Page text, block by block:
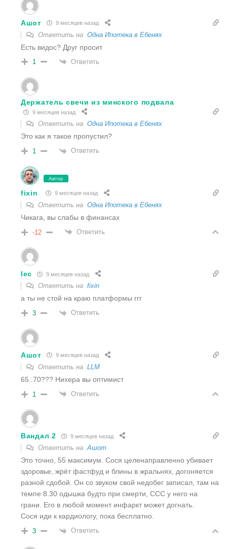
Ашот 9 месяцев назад
Ответить на Одна Ипотека в Ебенях
Есть видос? Друг просит
1 Ответить
Держатель свечи из минского подвала
9 месяцев назад
Ответить на Одна Ипотека в Ебенях
Это как я такое пропустил?
1 Ответить
Автор
fixin 9 месяцев назад
Ответить на Одна Ипотека в Ебенях
Чикага, вы слабы в финансах
-12 Ответить
lec 9 месяцев назад
Ответить на fixin
а ты не стой на краю платформы ггг
3 Ответить
Ашот 9 месяцев назад
Ответить на LLM
65..70??? Нихера вы оптимист
1 Ответить
Вандал 2 9 месяцев назад
Ответить наАшот
Это точно, 55 максимум. Сося целенаправленно убивает
здоровье, жрёт фастфуд и блины в жральнях, догоняется
разной сдобой. Он со звуком свой недобег записал, там на
темпе 8.30 одышка будто при смерти, ССС у него на
грани. Его в любой момент инфаркт может догнать.
Сося иди к кардиологу, пока бесплатно.
3 Ответить